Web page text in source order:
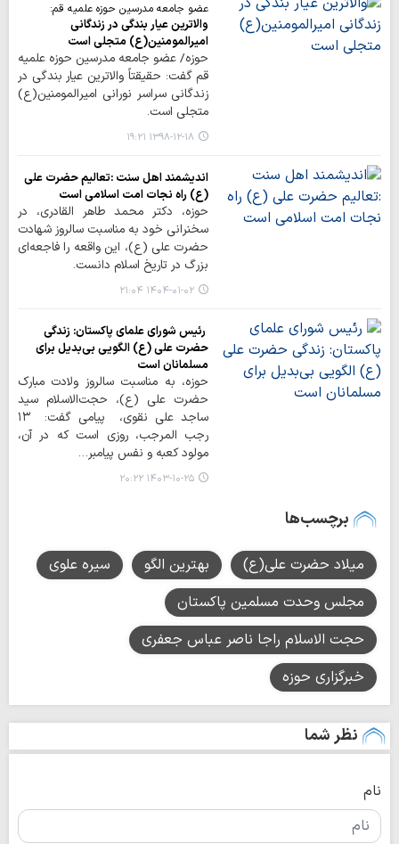
عضو جامعه مدرسین حوزه علمیه قم:
والاترین عیار بندگی در زندگانی
امیرالمومنین(ع) متجلی است
حوزه/ عضو جامعه مدرسین حوزه علمیه
قم گفت: حقیقتاً والاترین عیار بندگی در
زندگانی سراسر نورانی امیرالمومنین(ع)
متجلی است.
۱۳۹۸-۱۲-۱۸ ۱۹:۲۱
اندیشمند اهل سنت :تعالیم حضرت علی
(ع) راه نجات امت اسلامی است
حوزه، دکتر محمد طاهر القادری، در
سخنرانی خود به مناسبت سالروز شهادت
حضرت علی (ع)، این واقعه را فاجعه‌ای
بزرگ در تاریخ اسلام دانست.
۱۴۰۴-۰۱-۰۲ ۲۱:۰۴
رئیس شورای علمای پاکستان: زندگی
حضرت علی (ع) الگویی بی‌بدیل برای
مسلمانان است
حوزه، به مناسبت سالروز ولادت مبارک
حضرت علی (ع)، حجت‌الاسلام سید
ساجد علی نقوی، پیامی گفت: ۱۳
رجب المرجب، روزی است که در آن،
مولود کعبه و نفس پیامبر…
۱۴۰۳-۱۰-۲۵ ۲۰:۲۲
برچسب‌ها
میلاد حضرت علی(ع) بهترین الگو
سیره علوی
مجلس وحدت مسلمین پاکستان
حجت الاسلام راجا ناصر عباس جعفری
خبرگزاری حوزه
نظر شما
نام